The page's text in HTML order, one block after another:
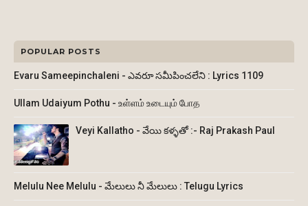
POPULAR POSTS
Evaru Sameepinchaleni - ఎవరూ సమీపించలేని : Lyrics 1109
Ullam Udaiyum Pothu - உள்ளம் உடையும் போத
Veyi Kallatho - వేయి కళ్ళతో :- Raj Prakash Paul
Melulu Nee Melulu - మేలులు నీ మేలులు : Telugu Lyrics